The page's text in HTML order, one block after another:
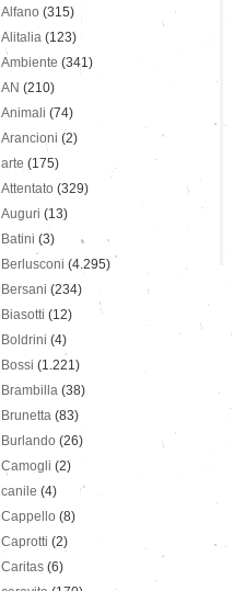
Alfano (315)
Alitalia (123)
Ambiente (341)
AN (210)
Animali (74)
Arancioni (2)
arte (175)
Attentato (329)
Auguri (13)
Batini (3)
Berlusconi (4.295)
Bersani (234)
Biasotti (12)
Boldrini (4)
Bossi (1.221)
Brambilla (38)
Brunetta (83)
Burlando (26)
Camogli (2)
canile (4)
Cappello (8)
Caprotti (2)
Caritas (6)